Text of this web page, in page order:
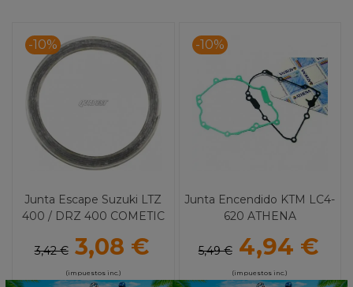
-10%
Junta Escape Suzuki LTZ
400 / DRZ 400 COMETIC
3,42 € 3,08 €
(impuestos inc.)
-10%
Junta Encendido KTM LC4-
620 ATHENA
5,49 € 4,94 €
(impuestos inc.)